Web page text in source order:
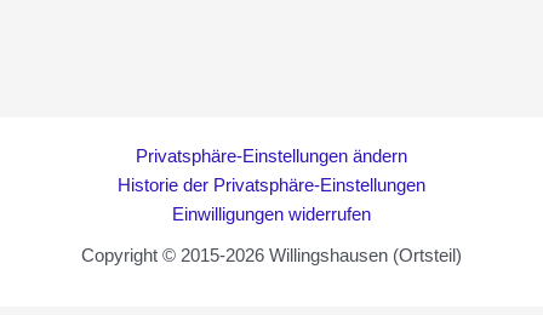
Privatsphäre-Einstellungen ändern
Historie der Privatsphäre-Einstellungen
Einwilligungen widerrufen
Copyright © 2015-2026 Willingshausen (Ortsteil)